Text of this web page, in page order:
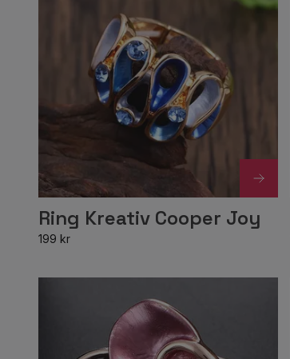
Ring Kreativ Cooper Joy
199 kr